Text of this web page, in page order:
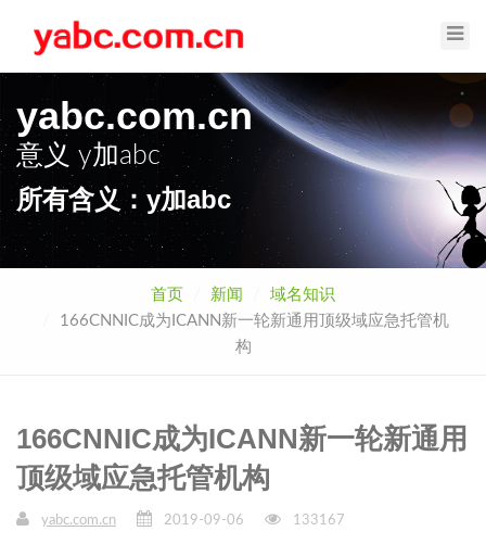
yabc.com.cn
意义y加abc
所有含义：y加abc
首页 新闻
域名知识
166CNNIC成为ICANN新一轮新通用顶级域应急托管机
构
166CNNIC成为ICANN新一轮新通用
顶级域应急托管机构
yabc.com.cn 2019-09-06 133167